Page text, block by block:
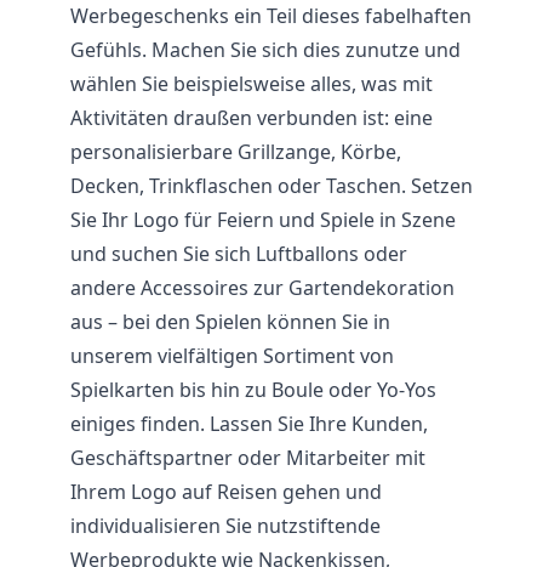
Werbegeschenks ein Teil dieses fabelhaften
Gefühls. Machen Sie sich dies zunutze und
wählen Sie beispielsweise alles, was mit
Aktivitäten draußen verbunden ist: eine
personalisierbare Grillzange, Körbe,
Decken, Trinkflaschen oder Taschen. Setzen
Sie Ihr Logo für Feiern und Spiele in Szene
und suchen Sie sich Luftballons oder
andere Accessoires zur Gartendekoration
aus – bei den Spielen können Sie in
unserem vielfältigen Sortiment von
Spielkarten bis hin zu Boule oder Yo-Yos
einiges finden. Lassen Sie Ihre Kunden,
Geschäftspartner oder Mitarbeiter mit
Ihrem Logo auf Reisen gehen und
individualisieren Sie nutzstiftende
Werbeprodukte wie Nackenkissen,